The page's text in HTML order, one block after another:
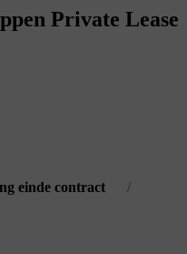
Private Lease
einde contract /